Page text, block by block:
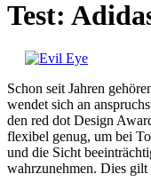
Test:
Schon seit Jahren
wendet sich an
den red dot Design
flexibel genug, um bei
und die Sicht
wahrzunehmen. Dies gilt